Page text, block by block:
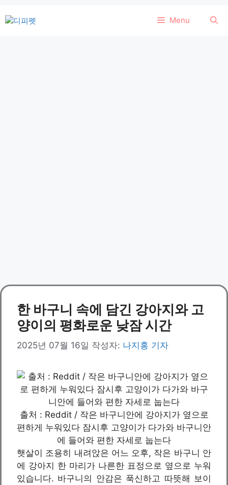
텐
Menu
한 바구니 속에 담긴 강아지와 고
양이의 평화로운 낮잠 시간
2025년 07월 16일 작성자: 나지홍 기자
출처 : Reddit / 작은 바구니안에 강아지가 옆으로
편하게 누워있다 잠시후 고양이가 다가와 바구니안
에 들어와 편한 자세로 눕는다
햇살이 조용히 내려앉은 어느 오후, 작은 바구니 안
에 강아지 한 마리가 나른한 표정으로 옆으로 누워
있습니다. 바구니의 안감은 푹신하고 따뜻해 보이